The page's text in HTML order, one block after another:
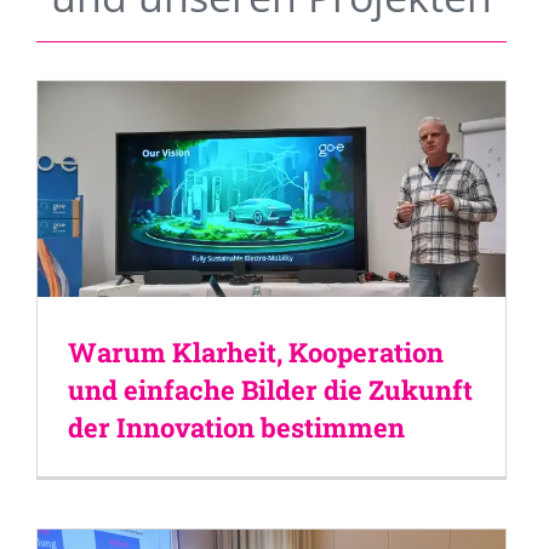
Warum Klarheit, Kooperation
und einfache Bilder die Zukunft
der Innovation bestimmen